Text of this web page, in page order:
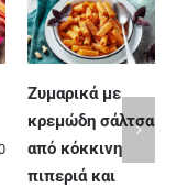
Ζυμαρικά με
κρεμώδη σάλτσα
από κόκκινη
πιπεριά και